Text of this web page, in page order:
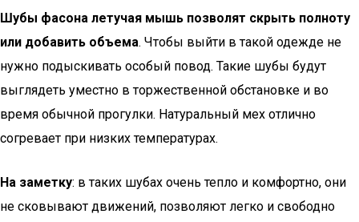
Шубы фасона летучая мышь позволят скрыть полноту
или добавить объема. Чтобы выйти в такой одежде не
нужно подыскивать особый повод. Такие шубы будут
выглядеть уместно в торжественной обстановке и во
время обычной прогулки. Натуральный мех отлично
согревает при низких температурах.
На заметку: в таких шубах очень тепло и комфортно, они
не сковывают движений, позволяют легко и свободно